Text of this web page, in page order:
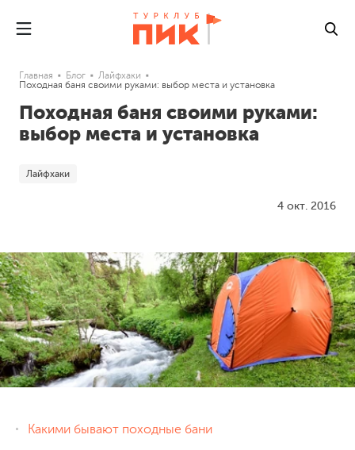
Главная Блог
Лайфхаки
Походная баня своими руками: выбор места и установка
Походная баня своими руками:
выбор места и установка
Лайфхаки
4 окт. 2016
Какими бывают походные бани